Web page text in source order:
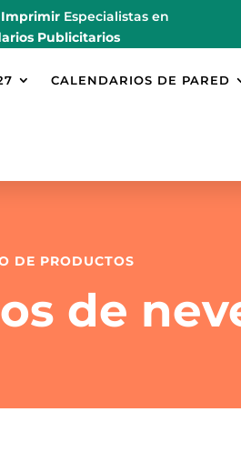
Especialistas en
Publicitarios
CALENDARIOS DE PARED
DE PRODUCTOS
de